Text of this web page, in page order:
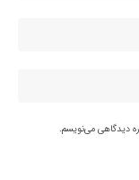
دیدگاهی می‌نویسم.